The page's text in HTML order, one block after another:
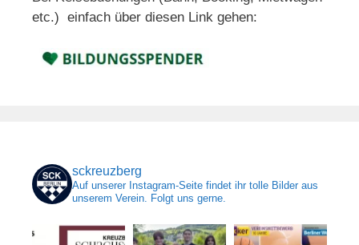
etc.) einfach über diesen Link gehen:
sckreuzberg
Auf unserer Instagram-Seite findet ihr tolle Bilder aus
unserem Verein. Folgt uns gerne.